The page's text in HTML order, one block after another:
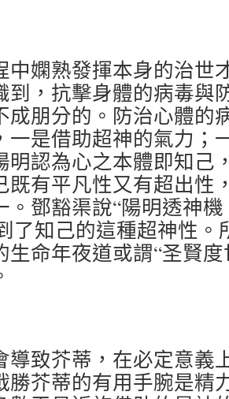
中嫻熟發揮本身的治世
到，抗擊身體的病毒與
成朋分的。防治心體的
一是借助超神的氣力；
明認為心之本體即知己
既有平凡性又有超出性
。鄧豁渠說“陽明透神
了知己的這種超神性。
生命年夜道或謂“圣賢
導致芥蒂，在必定意義
勝芥蒂的有用手腕是精